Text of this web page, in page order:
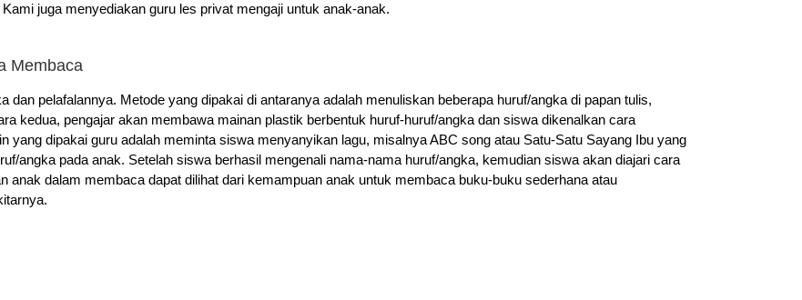
juga menyediakan guru les privat mengaji untuk anak-anak.
Membaca
dan pelafalannya. Metode yang dipakai di antaranya adalah menuliskan beberapa huruf/angka di papan tulis,
kedua, pengajar akan membawa mainan plastik berbentuk huruf-huruf/angka dan siswa dikenalkan cara
yang dipakai guru adalah meminta siswa menyanyikan lagu, misalnya ABC song atau Satu-Satu Sayang Ibu yang
angka pada anak. Setelah siswa berhasil mengenali nama-nama huruf/angka, kemudian siswa akan diajari cara
anak dalam membaca dapat dilihat dari kemampuan anak untuk membaca buku-buku sederhana atau